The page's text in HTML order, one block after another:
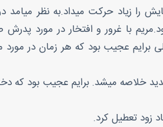
زیاد حرکت میداد.به نظر میامد
با غرور و افتخار در مورد
برایم عجیب بود که هر زمان در
خلاصه میشد. برایم عجیب بود که
زود تعطیل کرد.